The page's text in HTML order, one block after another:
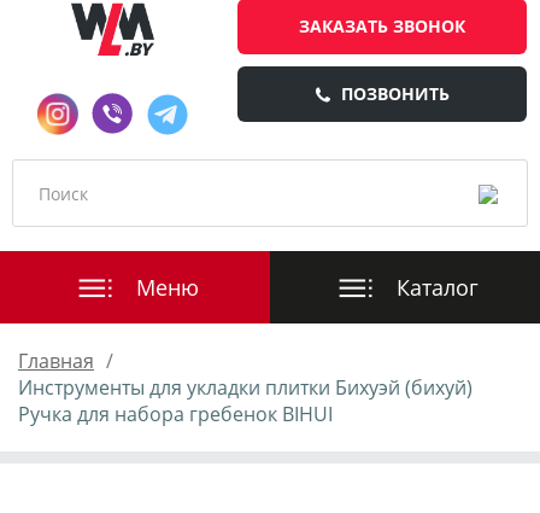
ЗАКАЗАТЬ ЗВОНОК
ПОЗВОНИТЬ
Главная
Инструменты для укладки плитки Бихуэй (бихуй)
Ручка для набора гребенок BIHUI